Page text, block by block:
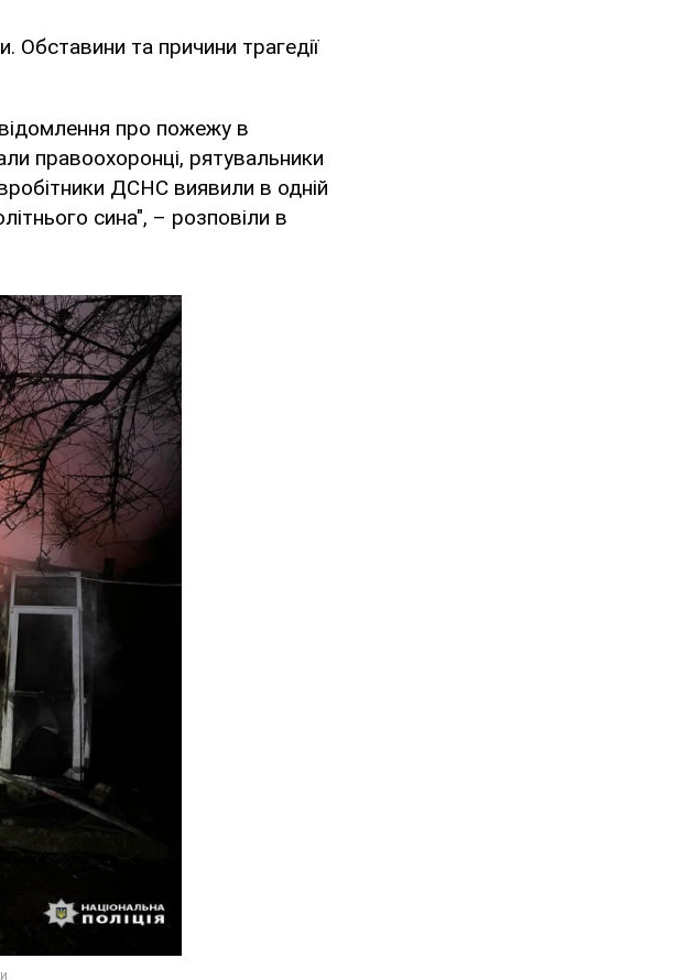
Обставини та причини трагедії
про пожежу в
правоохоронці, рятувальники
ДСНС виявили в одній
сина", – розповіли в